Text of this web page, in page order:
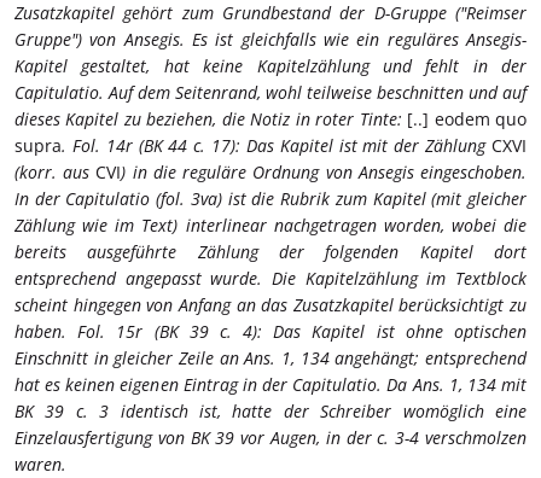
Zusatzkapitel gehört zum Grundbestand der D-Gruppe ("Reimser
Gruppe") von Ansegis. Es ist gleichfalls wie ein reguläres Ansegis-
Kapitel gestaltet, hat keine Kapitelzählung und fehlt in der
Capitulatio. Auf dem Seitenrand, wohl teilweise beschnitten und auf
dieses Kapitel zu beziehen, die Notiz in roter Tinte: [..] eodem quo
supra. Fol. 14r (BK 44 c. 17): Das Kapitel ist mit der ZählungCXVI
(korr. ausCVI) in die reguläre Ordnung von Ansegis eingeschoben.
In der Capitulatio (fol. 3va) ist die Rubrik zum Kapitel (mit gleicher
Zählung wie im Text) interlinear nachgetragen worden, wobei die
bereits ausgeführte Zählung der folgenden Kapitel dort
entsprechend angepasst wurde. Die Kapitelzählung im Textblock
scheint hingegen von Anfang an das Zusatzkapitel berücksichtigt zu
haben.Fol. 15r (BK 39 c. 4): Das Kapitel ist ohne optischen
Einschnitt in gleicher Zeile an Ans. 1, 134 angehängt; entsprechend
hat es keinen eigenen Eintrag in der Capitulatio. Da Ans. 1, 134 mit
BK 39 c. 3 identisch ist, hatte der Schreiber womöglich eine
Einzelausfertigung von BK 39 vor Augen, in der c. 3-4 verschmolzen
waren.